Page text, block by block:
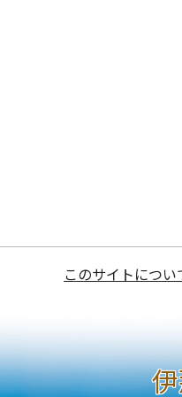
このサイトについ